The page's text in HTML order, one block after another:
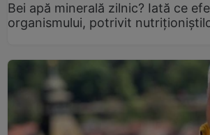
Bei apă minerală zilnic? Iată ce
organismului, potrivit